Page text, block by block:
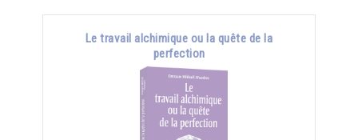
Le travail alchimique ou la quête de la
perfection